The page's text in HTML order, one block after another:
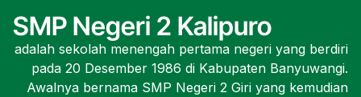
SMP Negeri 2 Kalipuro
adalah sekolah menengah pertama negeri yang berdiri
pada 20 Desember 1986 di Kabupaten Banyuwangi.
Awalnya bernama SMP Negeri 2 Giri yang kemudian